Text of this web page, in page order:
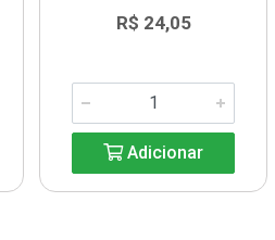
R$ 24,05
Adicionar